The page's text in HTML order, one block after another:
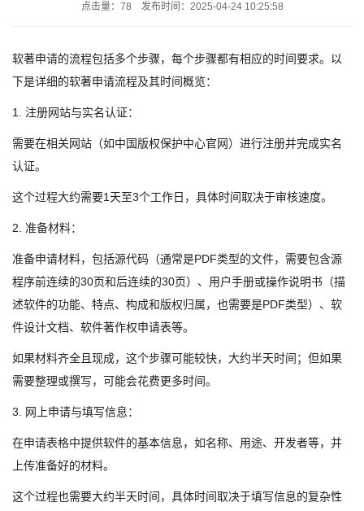
点击量： 78 发布时间：2025-04-24 10:25:58
软著申请的流程包括多个步骤，每个步骤都有相应的时间要求。以
下是详细的软著申请流程及其时间概览：
1. 注册网站与实名认证：
需要在相关网站（如中国版权保护中心官网）进行注册并完成实名
认证。
这个过程大约需要1天至3个工作日，具体时间取决于审核速度。
2. 准备材料：
准备申请材料，包括源代码（通常是PDF类型的文件，需要包含源
程序前连续的30页和后连续的30页）、用户手册或操作说明书（描
述软件的功能、特点、构成和版权归属，也需要是PDF类型）、软
件设计文档、软件著作权申请表等。
如果材料齐全且现成，这个步骤可能较快，大约半天时间；但如果
需要整理或撰写，可能会花费更多时间。
3. 网上申请与填写信息：
在申请表格中提供软件的基本信息，如名称、用途、开发者等，并
上传准备好的材料。
这个过程也需要大约半天时间，具体时间取决于填写信息的复杂性